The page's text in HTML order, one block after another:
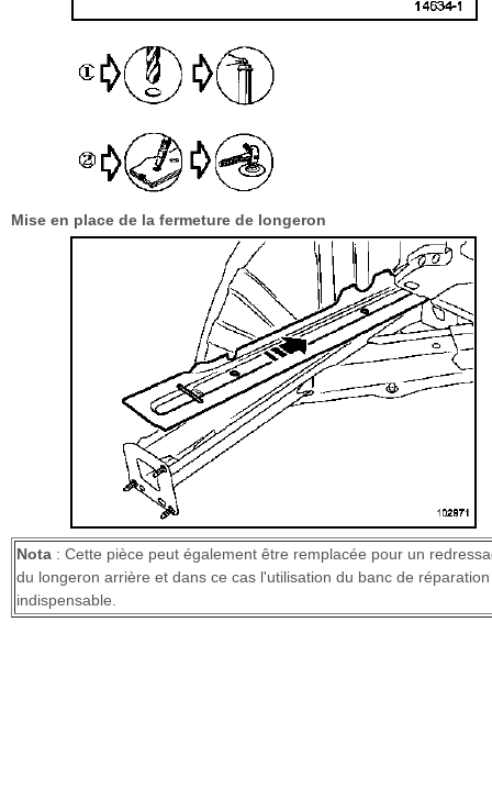
Mise en place de la fermeture de longeron
Nota : Cette pièce peut également être remplacée pour un
du longeron arrière et dans ce cas l'utilisation du banc de
indispensable.